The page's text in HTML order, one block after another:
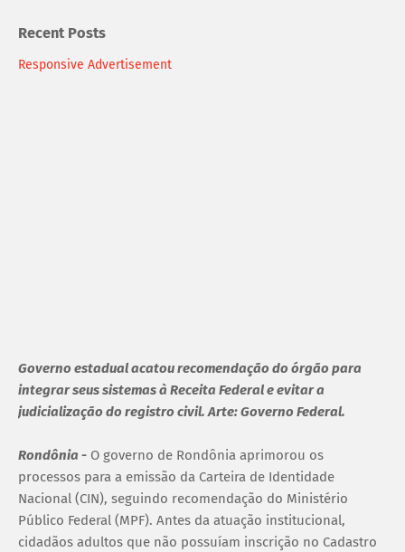
Recent Posts
Responsive Advertisement
Governo estadual acatou recomendação do órgão para
integrar seus sistemas à Receita Federal e evitar a
judicialização do registro civil. Arte: Governo Federal.
Rondônia - O governo de Rondônia aprimorou os
processos para a emissão da Carteira de Identidade
Nacional (CIN), seguindo recomendação do Ministério
Público Federal (MPF). Antes da atuação institucional,
cidadãos adultos que não possuíam inscrição no Cadastro